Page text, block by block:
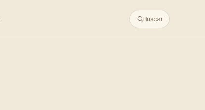
Buscar